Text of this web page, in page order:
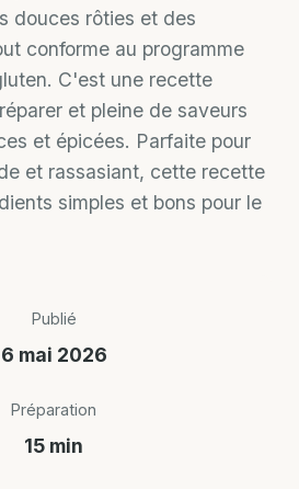
douces rôties et des
conforme au programme
C'est une recette
et pleine de saveurs
et épicées. Parfaite pour
et rassasiant, cette recette
simples et bons pour le
Publié
6 mai 2026
Préparation
15 min